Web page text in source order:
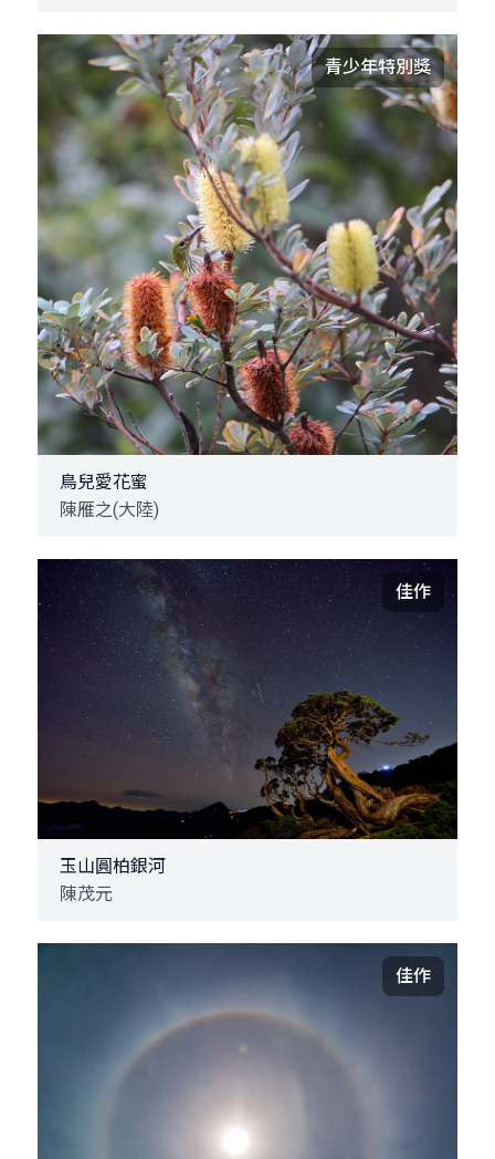
青少年特別獎
鳥兒愛花蜜
陳雁之(大陸)
佳作
玉山圓柏銀河
陳茂元
佳作